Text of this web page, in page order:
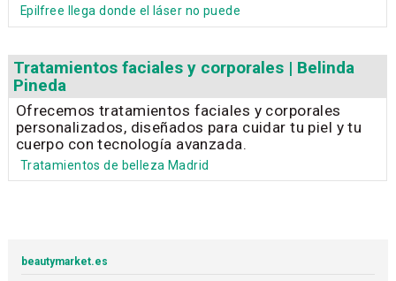
Epilfree llega donde el láser no puede
Tratamientos faciales y corporales | Belinda
Pineda
Ofrecemos tratamientos faciales y corporales
personalizados, diseñados para cuidar tu piel y tu
cuerpo con tecnología avanzada.
Tratamientos de belleza Madrid
beautymarket.es